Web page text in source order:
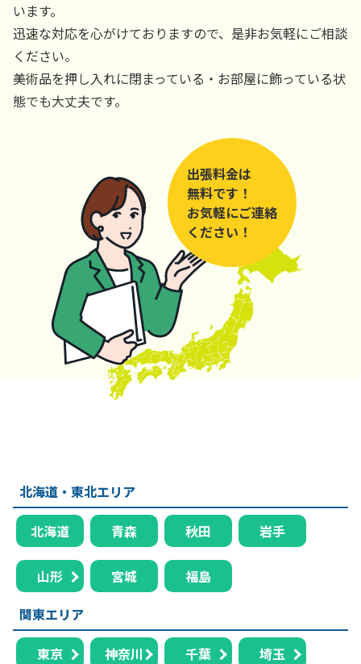
います。
迅速な対応を心がけておりますので、是非お気軽にご相談
ください。
美術品を押し入れに閉まっている・お部屋に飾っている状
態でも大丈夫です。
出張料金は
無料です！
お気軽にご連絡
ください！
北海道・東北エリア
北海道 青森 秋田 岩手
山形 宮城
福島
関東エリア
東京 神奈川 千葉 埼玉